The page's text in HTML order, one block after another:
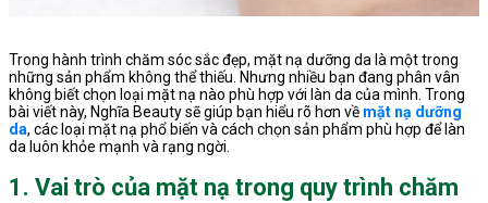
Trong hành trình chăm sóc sắc đẹp, mặt nạ dưỡng da là một trong
những sản phẩm không thể thiếu. Nhưng nhiều bạn đang phân vân
không biết chọn loại mặt nạ nào phù hợp với làn da của mình. Trong
bài viết này, Nghĩa Beauty sẽ giúp bạn hiểu rõ hơn về mặt nạ dưỡng
da, các loại mặt nạ phổ biến và cách chọn sản phẩm phù hợp để làn
da luôn khỏe mạnh và rạng ngời.
1. Vai trò của mặt nạ trong quy trình chăm